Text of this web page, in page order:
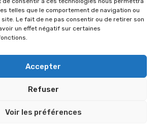
telles que le comportement de navigation ou
site. Le fait de ne pas consentir ou de retirer son
un effet négatif sur certaines
Accepter
Refuser
Voir les préférences